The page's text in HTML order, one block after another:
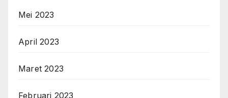
Mei 2023
April 2023
Maret 2023
Februari 2023